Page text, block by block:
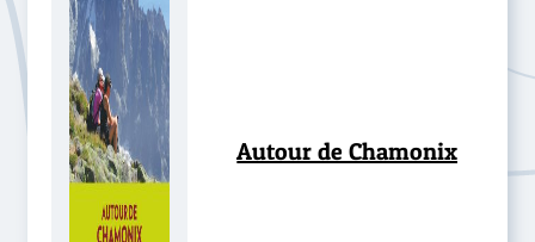
Autour de Chamonix